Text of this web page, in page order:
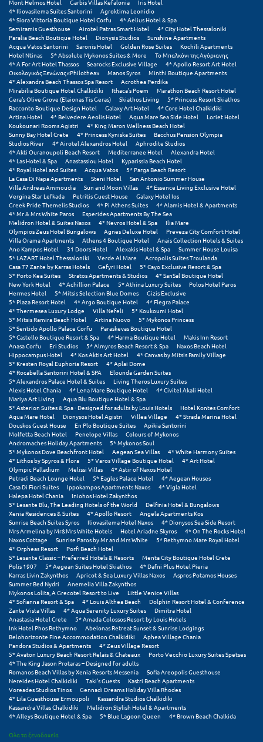
Ν
Νάξος
Νάουσα
Ναυπακτία
Ναύπλιο
Νέα Μάκρη
Νέα Στύρα Εύβοιας
Νέοι Πόροι Πιερίας
Ξ
Ξυλόκαστρο
Ο
Ορεινή Αρκαδία
Ορεινή Ναυπακτία
Π
Πάλαιρος
Παξοί
Παραλία Κατερίνης
Παραλία Λιτοχώρου
Παράλιο Άστρος
Πάργα
Παρνασσός
Πάρος
Πάτμος
Πάτρα
Παύλιανη
Πειραιάς
Πελοπόννησος
Πήλιο
Πιερία
Πλαταμώνας
Mont Helmos Hotel
Garbis Villas Kefalonia
Iris Hotel
4* Iliovasilema Suites Santorini
Agroktima Leonidio
4* Siora Vittoria Boutique Hotel Corfu
4* Aelius Hotel & Spa
Semiramis Guesthouse
Airotel Patras Smart Hotel
4* City Hotel Thessaloniki
Paralia Beach Boutique Hotel
Dionysis Studios
Sunshine Apartments
Acqua Vatos Santorini
Saronis Hotel Golden Rose Suites
Kochili Apartments
Hotel Ntinas
5* Absolute Mykonos Suites & More
Το Μπαλκόνι της Αγόριανης
4* A For Art Hotel Thassos
Searocks Exclusive Village
4* Apollo Resort Art Hotel
Οικολογικός Ξενώνας «Philothea»
Manos Syros
Minthi Boutique Apartments
4* Alexandra Beach Thassos Spa Resort
Acrothea Perdika
Mirabilia Boutique Hotel Chalkidiki
Ithaca's Poem
Marathon Beach Resort Hotel
Gera's Olive Grove (Elaionas Tis Geras)
Skiathos Living
5* Princess Resort Skiathos
Racconto Boutique Design Hotel
Galaxy Art Hotel
4* Core Hotel Chalkidiki
Artina Hotel
4* Belvedere Aeolis Hotel Aqua Mare Sea Side Hotel
Loriet Hotel
Koukounari Rooms Agistri
4* King Maron Wellness Beach Hotel
Sunny Bay Hotel Crete
4* Princess Kyniska Suites
Bacchus Pension Olympia
Studios River
4* Airotel Alexandros Hotel
Aphrodite Studios
4* Akti Ouranoupoli Beach Resort
Mediterranee Hotel
Alexandra Hotel
4* Las Hotel & Spa
Anastassiou Hotel
Kyparissia Beach Hotel
4* Royal Hotel and Suites
Acqua Vatos
5* Parga Beach Resort
La Casa Di Napa Apartments
Steni Hotel
San Antonio Summer House
Villa Andreas Ammoudia
Sun and Moon Villas
4* Essence Living Exclusive Hotel
Vergina Star Lefkada
Petritis Guest House
Galaxy Hotel Ios
Greek Pride Themelis Studios
4* Pi Athens Suites
4* Alamis Hotel & Apartments
4* Mr & Mrs White Paros
Esperides Apartments By The Sea
Melidron Hotel & Suites Naxos
4* Nevros Hotel & Spa
Ilia Mare
Olympios Zeus Hotel Bungalows
Agnes Deluxe Hotel
Preveza City Comfort Hotel
Villa Orama Apartments
Athens 4 Boutique Hotel
Anais Collection Hotels & Suites
Ano Kampos Hotel
31 Doors Hotel Alexakis Hotel & Spa
Summer House Louisa
5* LAZART Hotel Thessaloniki
Verde Al Mare
Acropolis Suites Troulanda
Casa 77 Zante by Karras Hotels
Gefyri Hotel
5* Cayo Exclusive Resort & Spa
5* Porto Kea Suites
Stratos Apartments & Studios
4* SanSal Boutique Hotel
New York Hotel
4* Achillion Palace 5* Athina Luxury Suites
Polos Hotel Paros
Hermes Hotel
5* Mitsis Selection Blue Domes
Gizis Exclusive
5* Plaza Resort Hotel
4* Argo Boutique Hotel
4* Flegra Palace
4* Thermesea Luxury Lodge
Villa Nefeli
5* Koukoumi Hotel
5* Mitsis Ramira Beach Hotel
Artina Nuovo
5* Mykonos Princess
5* Sentido Apollo Palace Corfu
Paraskevas Boutique Hotel
5* Castello Boutique Resort & Spa
4* Harma Boutique Hotel
Makis Inn Resort
Anasa Corfu
Eri Studios 5* Almyros Beach Resort & Spa
Naxos Beach Hotel
Hippocampus Hotel
4* Kos Aktis Art Hotel
4* Canvas by Mitsis Family Village
5* Kresten Royal Euphoria Resort
4* Aplai Dome
4* Rocabella Santorini Hotel & SPA
Elounda Garden Suites
5* Alexandros Palace Hotel & Suites
Living Theros Luxury Suites
Alexis Hotel Chania
4* Lena Mare Boutique Hotel
4* Civitel Akali Hotel
Mariya Art Living
Aqua Blu Boutique Hotel & Spa
5* Asterion Suites & Spa - Designed for adults by Louis Hotels
Hotel Kontes Comfort
Aqua Mare Hotel
Dionysos Hotel Agistri Villea Village
4* Strada Marina Hotel
Douskos Guest House
En Plo Boutique Suites
Apikia Santorini
Molfetta Beach Hotel
Penelope Villas
Colours of Mykonos
Andromaches Holiday Apartments
5* Mykonos Soul
5* Mykonos Dove Beachfront Hotel
Aegean Sea Villas
4* White Harmony Suites
4* Lithos by Spyros & Flora
5* Varos Village Boutique Hotel
4* Art Hotel
Olympic Palladium
Melissi Villas
4* Astir of Naxos Hotel
Petradi Beach Lounge Hotel
5* Eagles Palace Hotel
4* Aegean Houses
Casa Di Fiori Suites
Ippokampos Apartments Naxos
4* Vigla Hotel
Halepa Hotel Chania
Iniohos Hotel Zakynthos
5* Lesante Blu, The Leading Hotels of the World
Delfinia Hotel & Bungalows
Xenia Residences & Suites
4* Apollo Resort
Angela Apartments Kos
Sunrise Beach Suites Syros
Iliovasilema Hotel Naxos
4* Dionysos Sea Side Resort
Mrs Armelina by Mr&Mrs White Hotels
Hotel Ariadne Skyros
4* On The Rocks Hotel
Naxos Cottage
Sunrise Paros by Mr and Mrs White
5* Rethymno Mare Royal Hotel
4* Orpheas Resort
Porfi Beach Hotel
5* Lesante Classic – Preferred Hotels & Resorts
Menta City Boutique Hotel Crete
Polis 1907
5* Aegean Suites Hotel Skiathos
4* Dafni Plus Hotel Pieria
Karras Livin Zakynthos
Apricot & Sea Luxury Villas Naxos
Aspros Potamos Houses
Summer Bed Nydri
Anemelia Villa Zakynthos
Mykonos Lolita, A Grecotel Resort to Live
Little Venice Villas
4* Sofianna Resort & Spa
4* Louis Althea Beach
Dolphin Resort Hotel & Conference
Zante Vista Villas
4* Aqua Serenity Luxury Suites
Dimitra Hotel
Anastasia Hotel Crete
5* Amada Colossos Resort by Louis Hotels
Ink Hotel Phos Rethymno
Abelonas Retreat Sunset & Sunrise Lodgings
Belohorizonte Fine Accommodation Chalkidiki
Aphea Village Chania
Pandora Studios & Apartments
4* Zeus Village Resort
5* Avaton Luxury Beach Resort Relais & Chateaux
Porto Vecchio Luxury Suites Spetses
4* The King Jason Protaras – Designed for adults
Romanos Beach Villas by Xenia Resorts Messenia
Sofia Areopolis Guesthouse
Nereides Hotel Chalkidiki
Taki's Guests
Kastri Beach Apartments
Voreades Studios Tinos
Gennadi Dreams Holiday Villa Rhodes
4* Lila Guesthouse Ermoupoli
Kassandra Studios Chalkidiki
Kassandra Villas Chalkidiki
Melidron Stylish Hotel & Apartments
4* Alleys Boutique Hotel & Spa
5* Blue Lagoon Queen 4* Brown Beach Chalkida
Όλα τα ξενοδοχεία